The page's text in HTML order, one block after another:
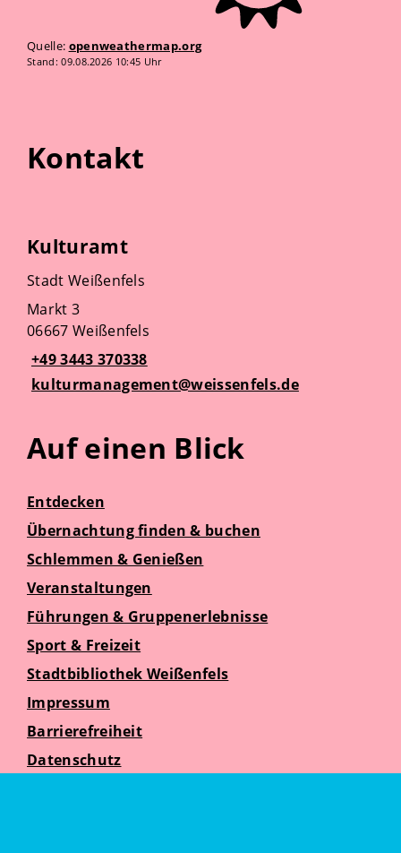
Quelle: openweathermap.org
Stand: 09.08.2026 10:45 Uhr
Kontakt
Kulturamt
Stadt Weißenfels
Markt 3
06667 Weißenfels
+49 3443 370338
kulturmanagement@weissenfels.de
Auf einen Blick
Entdecken
Übernachtung finden & buchen
Schlemmen & Genießen
Veranstaltungen
Führungen & Gruppenerlebnisse
Sport & Freizeit
Stadtbibliothek Weißenfels
Impressum
Barrierefreiheit
Datenschutz